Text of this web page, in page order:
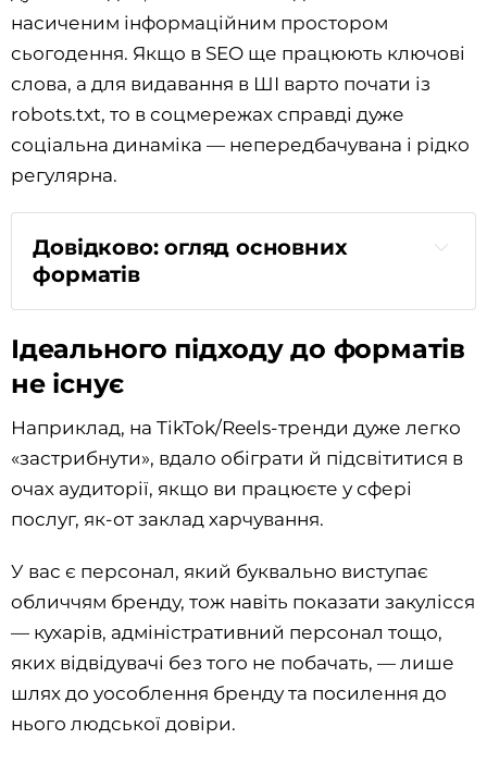
насиченим інформаційним простором
сьогодення. Якщо в SEO ще працюють ключові
слова, а для видавання в ШІ варто почати із
robots.txt, то в соцмережах справді дуже
соціальна динаміка — непередбачувана і рідко
регулярна.
Довідково: огляд основних
форматів
scroll-stopers
інтерактиви
C t A
engagement bait
Ідеального підходу до форматів
не існує
Наприклад, на TikTok/Reels-тренди дуже легко
«застрибнути», вдало обіграти й підсвітитися в
очах аудиторії, якщо ви працюєте у сфері
послуг, як-от заклад харчування.
У вас є персонал, який буквально виступає
обличчям бренду, тож навіть показати закулісся
— кухарів, адміністративний персонал тощо,
яких відвідувачі без того не побачать, — лише
шлях до уособлення бренду та посилення до
нього людської довіри.